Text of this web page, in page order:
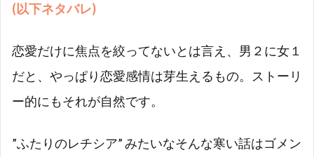
(以下ネタバレ)
恋愛だけに焦点を絞ってないとは言え、男２に女１
だと、やっぱり恋愛感情は芽生えるもの。ストーリ
ー的にもそれが自然です。
”ふたりのレチシア” みたいなそんな寒い話はゴメン